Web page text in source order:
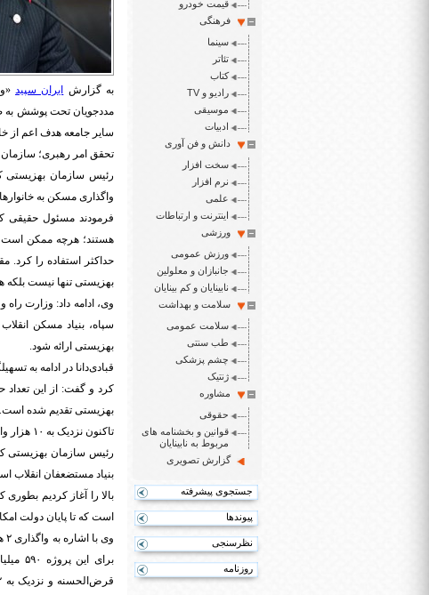
قیمت خودرو
فرهنگی
سینما
تئاتر
کتاب
رادیو و TV
موسیقی
ادبیات
دانش و فن آوری
سخت افزار
نرم افزار
علمی
اینترنت و ارتباطات
ورزشی
ورزش عمومی
جانبازان و معلولین
نابینایان و کم بینایان
سلامت و بهداشت
سلامت عمومی
طب سنتی
چشم پزشکی
ژنتیک
مشاوره
حقوقی
قوانین و بخشنامه های
مربوط به نابینایان
گزارش تصویری
جستجوی پیشرفته
پیوندها
نظرسنجی
روزنامه
به گزارش ایران سپید
سایر جامعه هدف اعم از
تحقق امر رهبری؛
رئیس سازمان بهزیستی
واگذاری مسکن به
فرمودند مسئول حقیقی
هستند؛ هرچه ممکن است
حداکثر استفاده را
بهزیستی تنها نیست بلکه
وی، ادامه داد: وزارت
سپاه، بنیاد مسکن
بهزیستی ارائه شود.
بهزیستی تقدیم شده است.
تاکنون نزدیک به ۱۰ هزار واحد مسکونی به خانواده‌های ۲ معلول به بالا واگذار شده است
است که تا پایان دولت